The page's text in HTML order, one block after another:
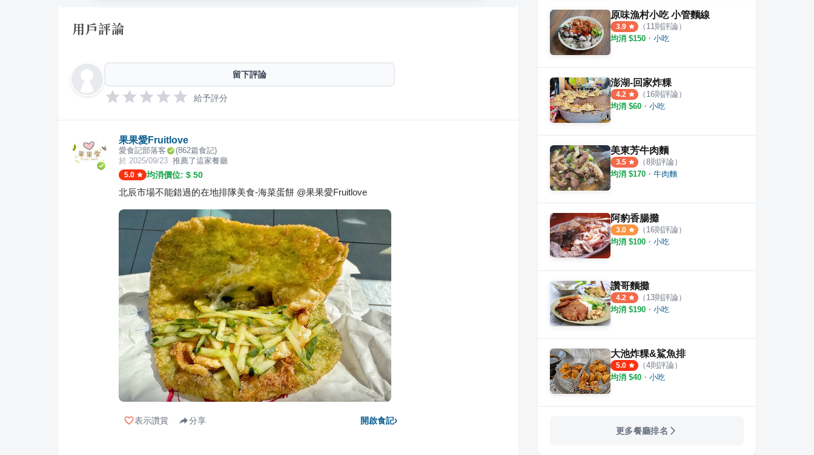
用戶評論
留下評論
給予評分
果果愛Fruitlove
愛食記部落客 (862篇食記)
於 2025/09/23 推薦了這家餐廳
5.0 均消價位: $ 50
北辰市場不能錯過的在地排隊美食-海菜蛋餅 @果果愛Fruitlove
表示讚賞 分享 開啟食記›
原味漁村小吃 小管麵線
3.9 （ 11 則評論）
均消 $150 ・ 小吃
澎湖-回家炸粿
4.2 （ 16則評論）
均消 $60 ・ 小吃
美東芳牛肉麵
3.5 （8則評論）
均消 $170 ・ 牛肉麵
阿豹香腸攤
3.0 （ 16則評論）
均消 $100 ・ 小吃
讚哥麵攤
4.2 （ 13則評論）
均消 $190 ・ 小吃
大池炸粿&鯊魚排
5.0 （4則評論）
均消 $40 ・ 小吃
更多餐廳排名